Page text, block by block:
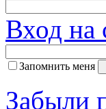
Вход на
Запомнить меня
Забыли